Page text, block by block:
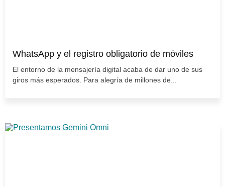
WhatsApp y el registro obligatorio de móviles
El entorno de la mensajería digital acaba de dar uno de sus
giros más esperados. Para alegría de millones de...